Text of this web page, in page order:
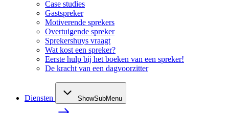
Case studies
Gastspreker
Motiverende sprekers
Overtuigende spreker
Sprekershuys vraagt
Wat kost een spreker?
Eerste hulp bij het boeken van een spreker!
De kracht van een dagvoorzitter
Diensten ShowSubMenu